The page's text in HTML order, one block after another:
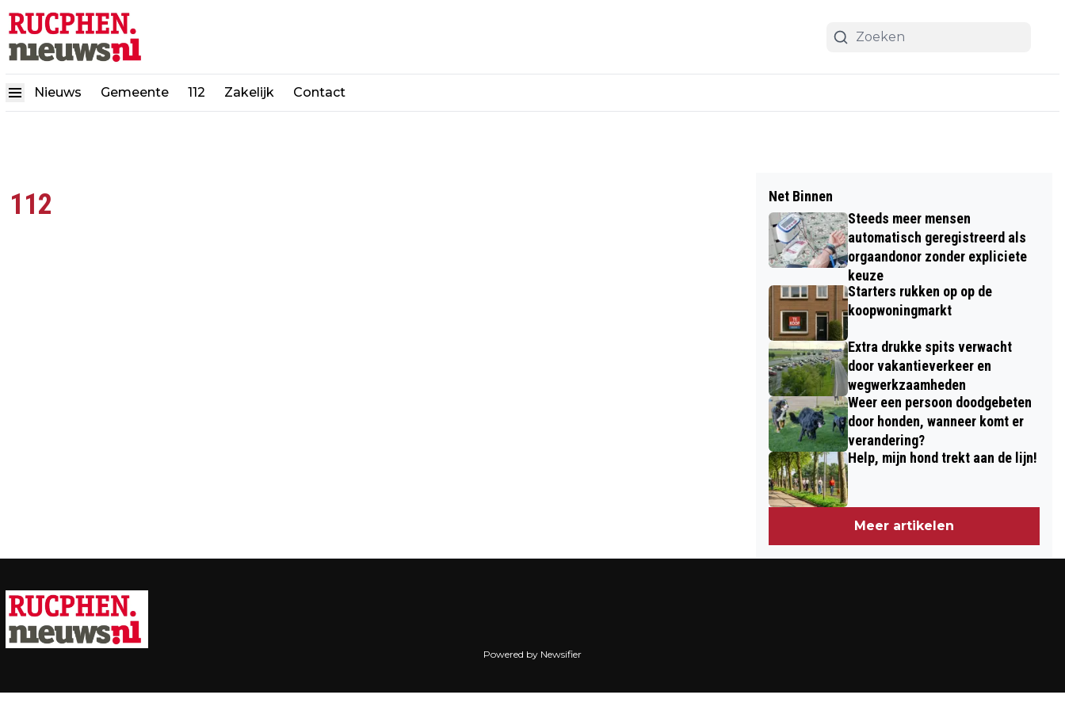
Nieuws Gemeente 112 Zakelijk Contact
112
Net Binnen
Steeds meer mensen
automatisch geregistreerd als
orgaandonor zonder expliciete
keuze
Starters rukken op op de
koopwoningmarkt
Extra drukke spits verwacht
door vakantieverkeer en
wegwerkzaamheden
Weer een persoon doodgebeten
door honden, wanneer komt er
verandering?
Help, mijn hond trekt aan de lijn!
Meer artikelen
Powered by Newsifier